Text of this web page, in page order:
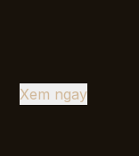
Xem ngay